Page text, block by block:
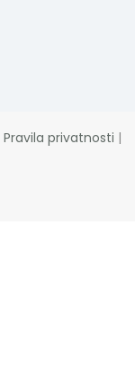
Pravila privatnosti |